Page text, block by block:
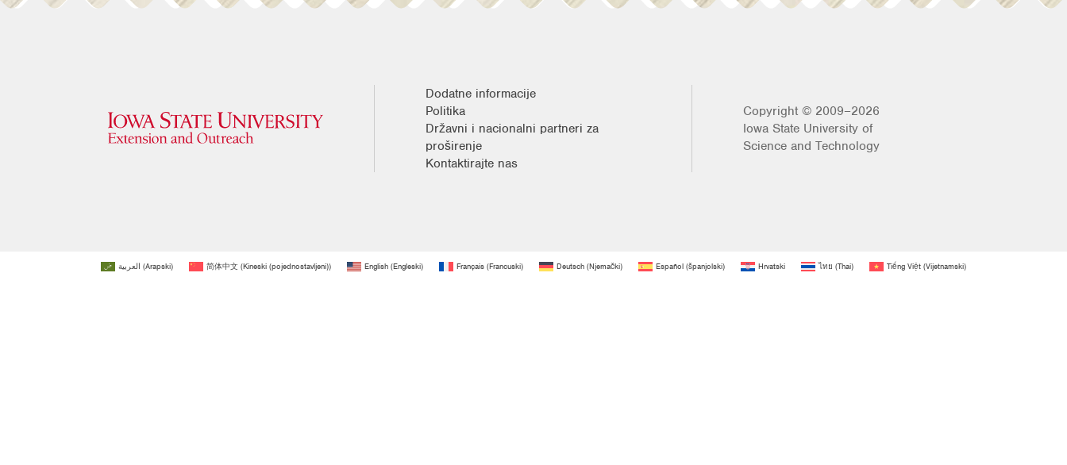
Dodatne informacije
Politika
Državni i nacionalni partneri za
proširenje
Kontaktirajte nas
Copyright © 2009–2026
Iowa State University of
Science and Technology
العربية (Arapski) 简体中文 (Kineski (pojednostavljeni)) English (Engleski) Français (Francuski) Deutsch (Njemački) Español (španjolski) Hrvatski ไทย (Thai) Tiếng Việt (Vijetnamski)